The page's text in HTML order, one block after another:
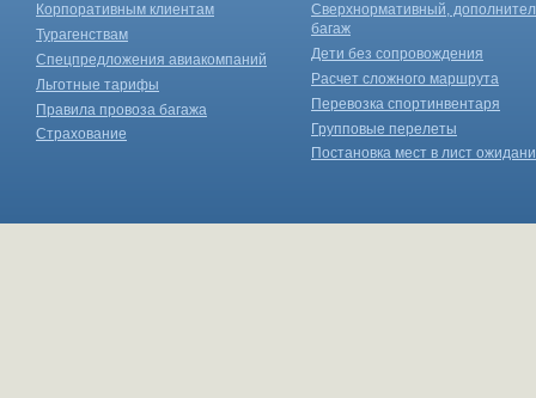
Корпоративным клиентам
Турагенствам
Спецпредложения авиакомпаний
Льготные тарифы
Правила провоза багажа
Страхование
Сверхнормативный,
багаж
Дети без сопровождения
Расчет сложного маршрута
Перевозка спортинвентаря
Групповые перелеты
Постановка мест в лист